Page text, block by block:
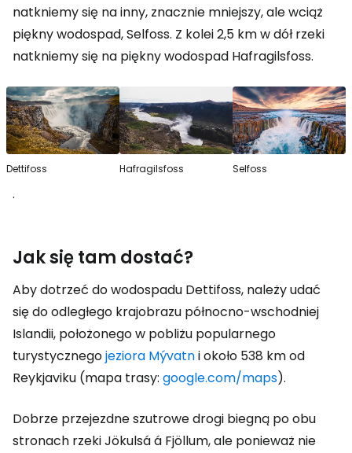
natkniemy się na inny, znacznie mniejszy, ale wciąż
piękny wodospad, Selfoss. Z kolei 2,5 km w dół rzeki
natkniemy się na piękny wodospad Hafragilsfoss.
Dettifoss Hafragilsfoss Selfoss
.
Jak się tam dostać?
Aby dotrzeć do wodospadu Dettifoss, należy udać
się do odległego krajobrazu północno-wschodniej
Islandii, położonego w pobliżu popularnego
turystycznegojeziora Mývatni około 538 km od
Reykjaviku (mapa trasy: google.com/maps).
Dobrze przejezdne szutrowe drogi biegną po obu
stronach rzeki Jökulsá á Fjöllum, ale ponieważ nie